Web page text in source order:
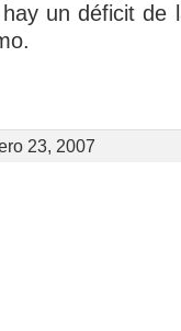
un déficit de
23, 2007